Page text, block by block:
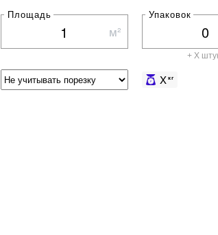
Площадь
м²
Упаковок
+ X
Xкг